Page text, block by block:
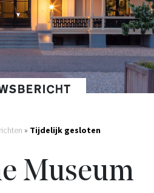
» Tijdelijk gesloten
Museum